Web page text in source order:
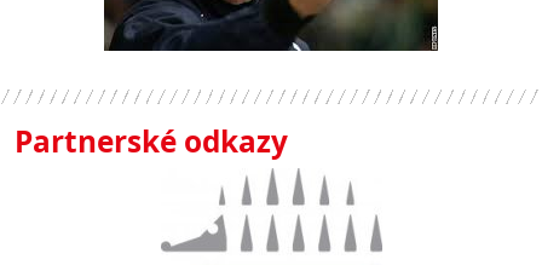
Partnerské odkazy